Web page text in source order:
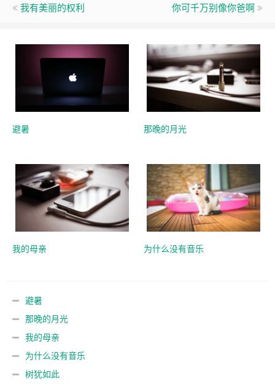
我有美丽的权利 你可千万别像你爸啊
避暑 那晚的月光
我的母亲 为什么没有音乐
避暑
那晚的月光
我的母亲
为什么没有音乐
树犹如此